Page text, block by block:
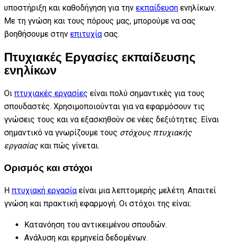
υποστήριξη και καθοδήγηση για την εκπαίδευση ενηλίκων.
Με τη γνώση και τους πόρους μας, μπορούμε να σας
βοηθήσουμε στην επιτυχία σας.
Πτυχιακές Εργασίες εκπαίδευσης
ενηλίκων
Οι πτυχιακές εργασίες είναι πολύ σημαντικές για τους
σπουδαστές. Χρησιμοποιούνται για να εφαρμόσουν τις
γνώσεις τους και να εξασκηθούν σε νέες δεξιότητες. Είναι
σημαντικό να γνωρίζουμε τους στόχους πτυχιακής
εργασίαςκαι πώς γίνεται.
Ορισμός και στόχοι
Η πτυχιακή εργασίαείναι μια λεπτομερής μελέτη. Απαιτεί
γνώση και πρακτική εφαρμογή. Οι στόχοι της είναι:
Κατανόηση του αντικειμένου σπουδών.
Ανάλυση και ερμηνεία δεδομένων.